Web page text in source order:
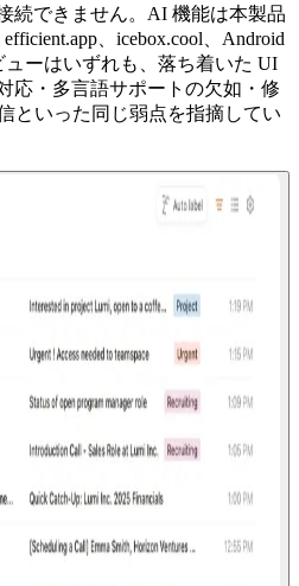
続できません。AI 機能は本製品
、icebox.cool、Android
ーはいずれも、落ち着いた UI
応・多言語サポートの欠如・修
といった同じ弱点を指摘してい